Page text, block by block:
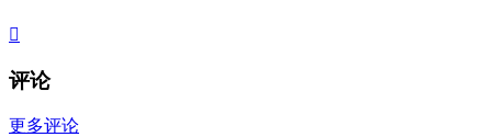

评论
更多评论